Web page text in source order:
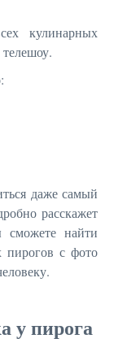
кулинарных
даже самый
расскажет
сможете найти
с фото
у пирога